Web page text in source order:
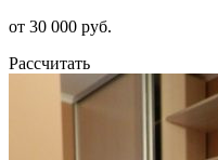
от 30 000 руб.
Рассчитать